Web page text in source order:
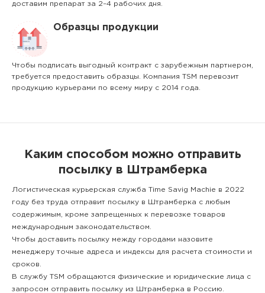
доставим препарат за 2–4 рабочих дня.
Образцы продукции
Чтобы подписать выгодный контракт с зарубежным партнером,
требуется предоставить образцы. Компания TSM перевозит
продукцию курьерами по всему миру с 2014 года.
Каким способом можно отправить
посылку в Штрамберка
Логистическая курьерская служба Time Savig Machie в 2022
году без труда отправит посылку в Штрамберка с любым
содержимым, кроме запрещенных к перевозке товаров
международным законодательством.
Чтобы доставить посылку между городами назовите
менеджеру точные адреса и индексы для расчета стоимости и
сроков.
В службу TSM обращаются физические и юридические лица с
запросом отправить посылку из Штрамберка в Россию.